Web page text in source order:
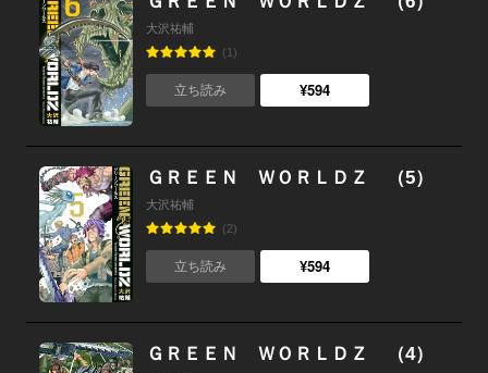
大沢祐輔
(1)
立ち読み ¥594
ＧＲＥＥＮ ＷＯＲＬＤＺ （5）
大沢祐輔
(2)
立ち読み ¥594
ＧＲＥＥＮ ＷＯＲＬＤＺ （4）